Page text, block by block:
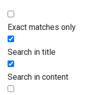
Exact matches only
Search in title
Search in content